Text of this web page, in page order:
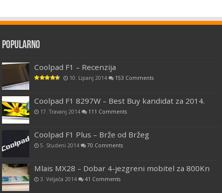
Popularno
Coolpad F1 – Recenzija
10. Lipanj 2014 153 Comments
Coolpad F1 8297W – Best Buy kandidat za 2014.
17. Travanj 2014 111 Comments
Coolpad F1 Plus – Brže od Bržeg
5. Studeni 2014 70 Comments
Mlais MX28 – Dobar 4-jezgreni mobitel za 800Kn
3. Veljača 2014 41 Comments